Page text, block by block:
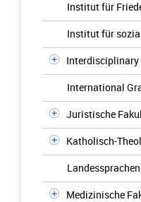
Institut für
Institut für
Interdisciplinary
International
Juristische
Katholisch-
Medizinische